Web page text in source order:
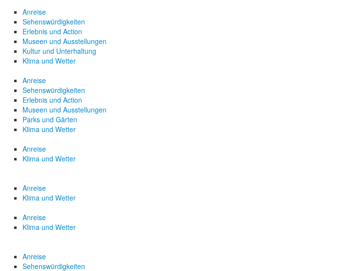
Anreise
Sehenswürdigkeiten
Erlebnis und Action
Museen und Ausstellungen
Kultur und Unterhaltung
Klima und Wetter
Anreise
Sehenswürdigkeiten
Erlebnis und Action
Museen und Ausstellungen
Parks und Gärten
Klima und Wetter
Anreise
Klima und Wetter
Anreise
Klima und Wetter
Anreise
Klima und Wetter
Anreise
Sehenswürdigkeiten